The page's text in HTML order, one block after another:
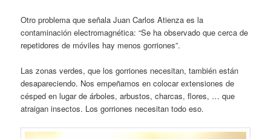
Otro problema que señala Juan Carlos Atienza es la
contaminación electromagnética: “Se ha observado que cerca de
repetidores de móviles hay menos gorriones”.
Las zonas verdes, que los gorriones necesitan, también están
desapareciendo. Nos empeñamos en colocar extensiones de
césped en lugar de árboles, arbustos, charcas, flores, … que
atraigan insectos. Los gorriones necesitan todo eso.